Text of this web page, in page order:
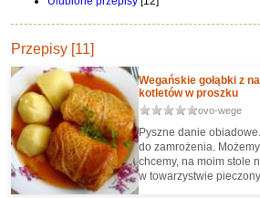
Przepisy [11]
Wegańskie gołąbki z
kotletów w proszku
ovo-wege
Pyszne danie
do zamrożenia.
chcemy, na moim stole
w towarzystwie